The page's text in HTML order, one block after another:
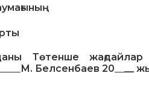
Төтенше жағдайлар
М. Белсенбаев 20 __